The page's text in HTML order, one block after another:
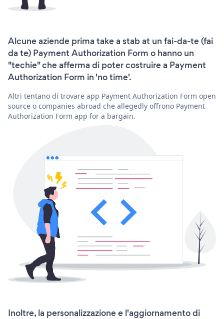
Alcune aziende prima take a stab at un fai-da-te (fai
da te) Payment Authorization Form o hanno un
"techie" che afferma di poter costruire a Payment
Authorization Form in 'no time'.
Altri tentano di trovare app Payment Authorization Form open
source o companies abroad che allegedly offrono Payment
Authorization Form app for a bargain.
Inoltre, la personalizzazione e l'aggiornamento di